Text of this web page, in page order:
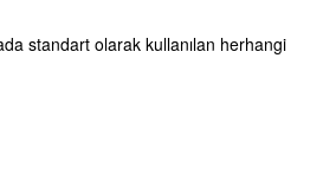
standart olarak kullanılan herhangi